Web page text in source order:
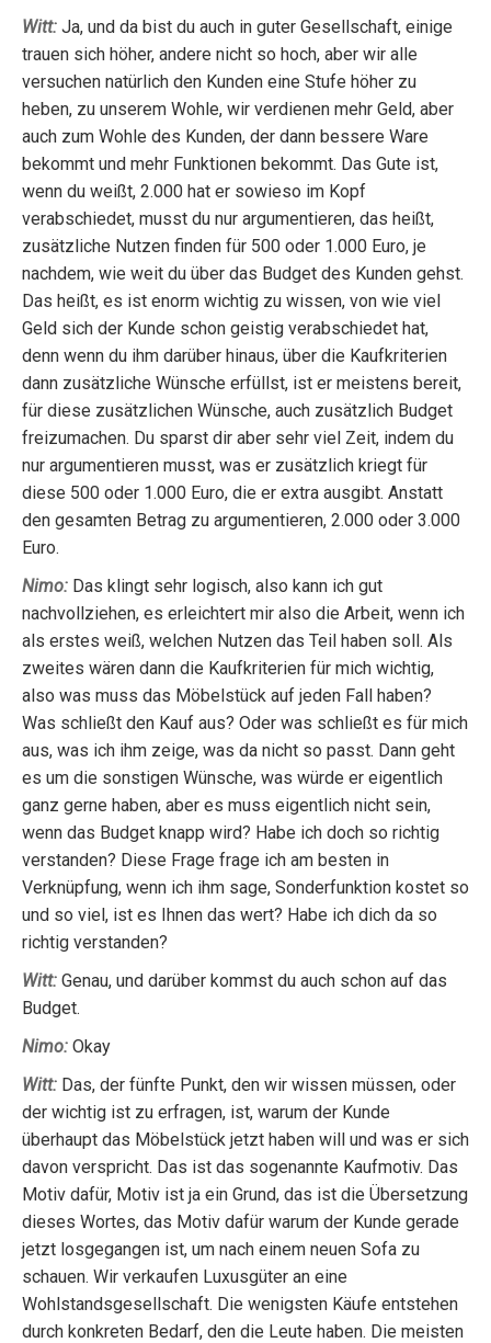
Witt: Ja, und da bist du auch in guter Gesellschaft, einige
trauen sich höher, andere nicht so hoch, aber wir alle
versuchen natürlich den Kunden eine Stufe höher zu
heben, zu unserem Wohle, wir verdienen mehr Geld, aber
auch zum Wohle des Kunden, der dann bessere Ware
bekommt und mehr Funktionen bekommt. Das Gute ist,
wenn du weißt, 2.000 hat er sowieso im Kopf
verabschiedet, musst du nur argumentieren, das heißt,
zusätzliche Nutzen finden für 500 oder 1.000 Euro, je
nachdem, wie weit du über das Budget des Kunden gehst.
Das heißt, es ist enorm wichtig zu wissen, von wie viel
Geld sich der Kunde schon geistig verabschiedet hat,
denn wenn du ihm darüber hinaus, über die Kaufkriterien
dann zusätzliche Wünsche erfüllst, ist er meistens bereit,
für diese zusätzlichen Wünsche, auch zusätzlich Budget
freizumachen. Du sparst dir aber sehr viel Zeit, indem du
nur argumentieren musst, was er zusätzlich kriegt für
diese 500 oder 1.000 Euro, die er extra ausgibt. Anstatt
den gesamten Betrag zu argumentieren, 2.000 oder 3.000
Euro.
Nimo: Das klingt sehr logisch, also kann ich gut
nachvollziehen, es erleichtert mir also die Arbeit, wenn ich
als erstes weiß, welchen Nutzen das Teil haben soll. Als
zweites wären dann die Kaufkriterien für mich wichtig,
also was muss das Möbelstück auf jeden Fall haben?
Was schließt den Kauf aus? Oder was schließt es für mich
aus, was ich ihm zeige, was da nicht so passt. Dann geht
es um die sonstigen Wünsche, was würde er eigentlich
ganz gerne haben, aber es muss eigentlich nicht sein,
wenn das Budget knapp wird? Habe ich doch so richtig
verstanden? Diese Frage frage ich am besten in
Verknüpfung, wenn ich ihm sage, Sonderfunktion kostet so
und so viel, ist es Ihnen das wert? Habe ich dich da so
richtig verstanden?
Witt: Genau, und darüber kommst du auch schon auf das
Budget.
Nimo: Okay
Witt: Das, der fünfte Punkt, den wir wissen müssen, oder
der wichtig ist zu erfragen, ist, warum der Kunde
überhaupt das Möbelstück jetzt haben will und was er sich
davon verspricht. Das ist das sogenannte Kaufmotiv. Das
Motiv dafür, Motiv ist ja ein Grund, das ist die Übersetzung
dieses Wortes, das Motiv dafür warum der Kunde gerade
jetzt losgegangen ist, um nach einem neuen Sofa zu
schauen. Wir verkaufen Luxusgüter an eine
Wohlstandsgesellschaft. Die wenigsten Käufe entstehen
durch konkreten Bedarf, den die Leute haben. Die meisten